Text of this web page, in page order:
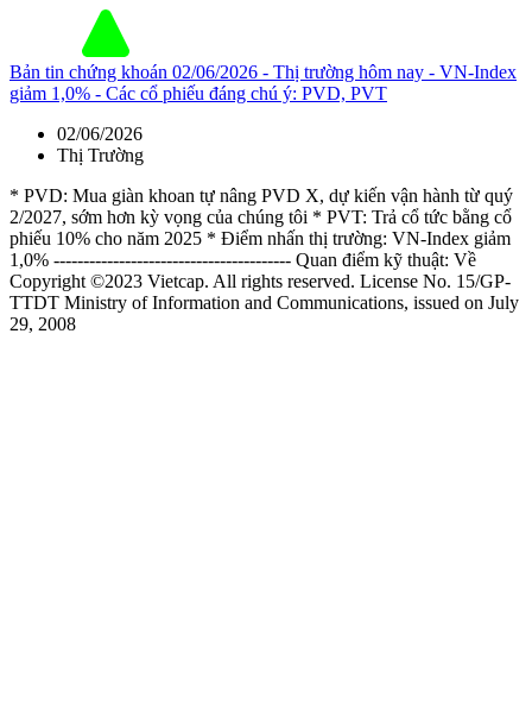
Bản tin chứng khoán 02/06/2026 - Thị trường hôm nay - VN-Index
giảm 1,0% - Các cổ phiếu đáng chú ý: PVD, PVT
02/06/2026
Thị Trường
* PVD: Mua giàn khoan tự nâng PVD X, dự kiến vận hành từ quý
2/2027, sớm hơn kỳ vọng của chúng tôi * PVT: Trả cổ tức bằng cổ
phiếu 10% cho năm 2025 * Điểm nhấn thị trường: VN-Index giảm
1,0% ---------------------------------------- Quan điểm kỹ thuật: Về
Copyright ©2023 Vietcap. All rights reserved. License No. 15/GP-
TTDT Ministry of Information and Communications, issued on July
29, 2008